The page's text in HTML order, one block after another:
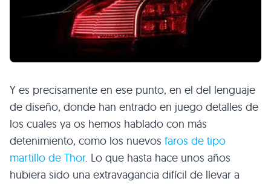
Y es precisamente en ese punto, en el del lenguaje
de diseño, donde han entrado en juego detalles de
los cuales ya os hemos hablado con más
detenimiento, como los nuevos faros de tipo
martillo de Thor. Lo que hasta hace unos años
hubiera sido una extravagancia difícil de llevar a